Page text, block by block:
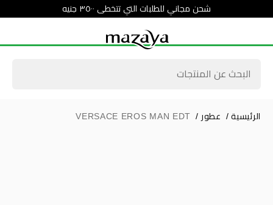
شحن مجاني للطلبات التي تتخطى ٣٥٠٠ جنيه
الرئيسية / عطور /
VERSACE EROS MAN EDT